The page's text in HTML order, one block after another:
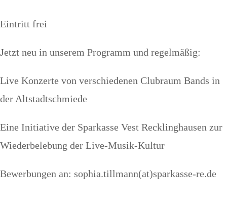
Eintritt frei
Jetzt neu in unserem Programm und regelmäßig:
Live Konzerte von verschiedenen Clubraum Bands in
der Altstadtschmiede
Eine Initiative der Sparkasse Vest Recklinghausen zur
Wiederbelebung der Live-Musik-Kultur
Bewerbungen an: sophia.tillmann(at)sparkasse-re.de